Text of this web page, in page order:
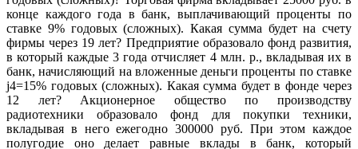
конце каждого года в банк, выплачивающий проценты по
ставке 9% годовых (сложных). Какая сумма будет на счету
фирмы через 19 лет? Предприятие образовало фонд развития,
в который каждые 3 года отчисляет 4 млн. р., вкладывая их в
банк, начисляющий на вложенные деньги проценты по ставке
j4=15% годовых (сложных). Какая сумма будет в фонде через
12 лет? Акционерное общество по производству
радиотехники образовало фонд для покупки техники,
вкладывая в него ежегодно 300000 руб. При этом каждое
полугодие оно делает равные вклады в банк, который